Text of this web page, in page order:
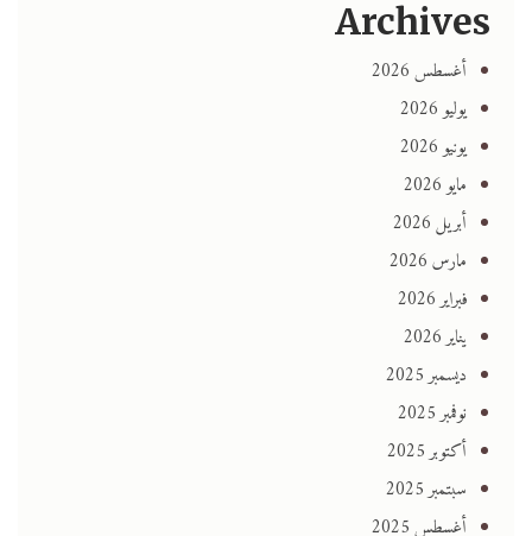
Archives
أغسطس 2026
يوليو 2026
يونيو 2026
مايو 2026
أبريل 2026
مارس 2026
فبراير 2026
يناير 2026
ديسمبر 2025
نوفمبر 2025
أكتوبر 2025
سبتمبر 2025
أغسطس 2025